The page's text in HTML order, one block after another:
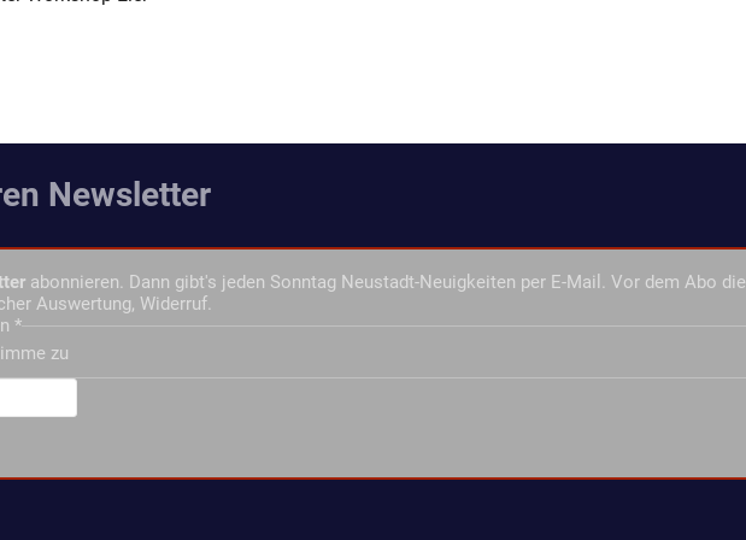
Newsletter
abonnieren. Dann gibt's jeden Sonntag Neustadt-Neuigkeiten per E-Mail. Vor dem Abo die
Auswertung, Widerruf.
*
zu